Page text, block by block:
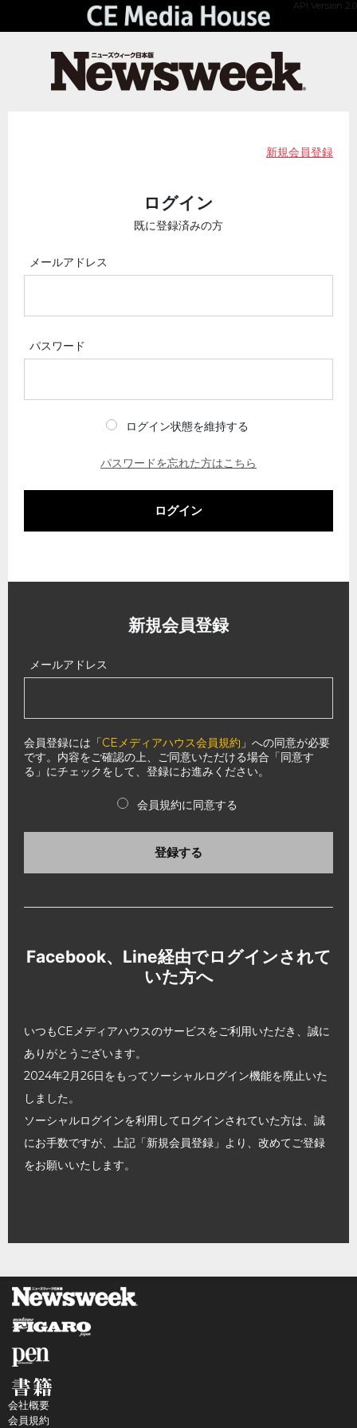
API Version 2.0
新規会員登録
ログイン
既に登録済みの方
メールアドレス
パスワード
ログイン状態を維持する
パスワードを忘れた方はこちら
ログイン
新規会員登録
メールアドレス
会員登録には「CEメディアハウス会員規約 」への同意が必要
です。内容をご確認の上、ご同意いただける場合「同意す
る」にチェックをして、登録にお進みください。
会員規約に同意する
登録する
Facebook、Line経由でログインされて
いた方へ
いつもCEメディアハウスのサービスをご利用いただき、誠に
ありがとうございます。
2024年2月26日をもってソーシャルログイン機能を廃止いた
しました。
ソーシャルログインを利用してログインされていた方は、誠
にお手数ですが、上記「新規会員登録」より、改めてご登録
をお願いいたします。
会社概要
会員規約